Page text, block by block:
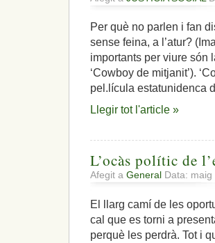
Per què no parlen i fan
sense feina, a l’atur?
importants per viure són
‘Cowboy de mitjanit’).
pel.lícula estatunidenca
Llegir tot l'article »
L’ocàs polític de
Afegit a General Data:
El llarg camí de les
cal que es torni a
perquè les perdrà. Tot i